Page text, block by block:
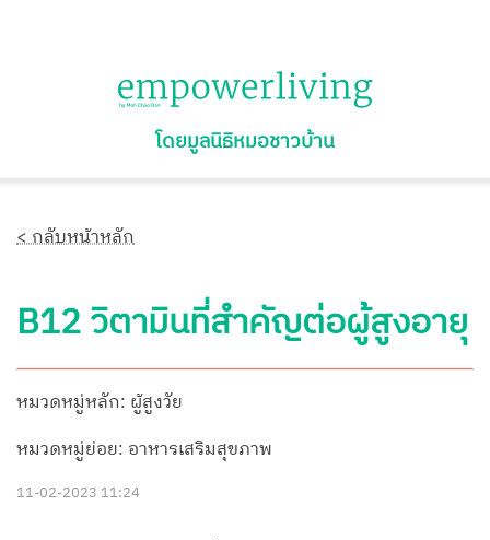
โดยมูลนิธิหมอชาวบ้าน
< กลับหน้าหลัก
B12 วิตามินที่สำคัญต่อผู้สูงอายุ
หมวดหมู่หลัก: ผู้สูงวัย
หมวดหมู่ย่อย: อาหารเสริมสุขภาพ
11-02-2023 11:24